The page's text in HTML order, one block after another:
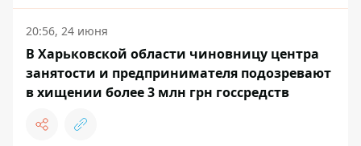
20:56, 24 июня
В Харьковской области чиновницу центра
занятости и предпринимателя подозревают
в хищении более 3 млн грн госсредств